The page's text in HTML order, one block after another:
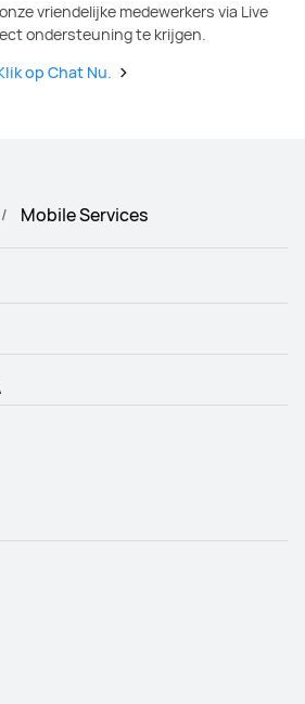
vriendelijke medewerkers via Live
ondersteuning te krijgen.
op Chat Nu.
Mobile Services